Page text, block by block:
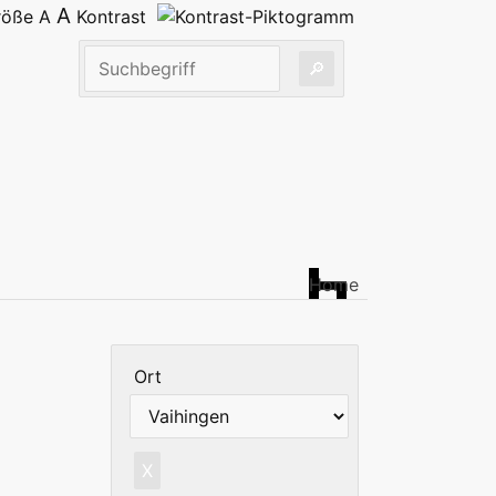
A A Kontrast
Home
Ort
X